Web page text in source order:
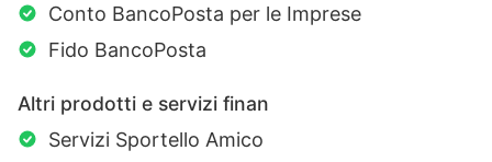
Conto BancoPosta per le Imprese
Fido BancoPosta
Altri prodotti e servizi finan
Servizi Sportello Amico